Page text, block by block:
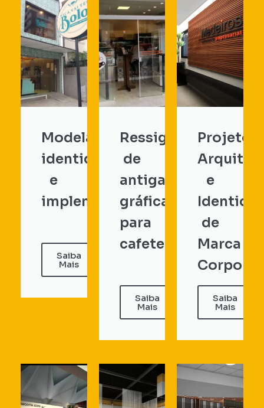
Modelagem,
identidade
e
implementação
Saiba
Mais
Ressignificação
de
antiga
gráfica
para
cafeteria
Saiba
Mais
Projeto
e
de
Marca
Saiba
Mais